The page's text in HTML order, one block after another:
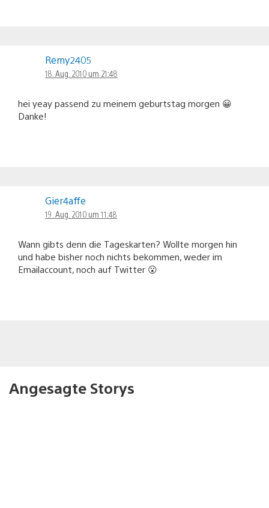
Remy2405
18. Aug. 2010 um 21:48
hei yeay passend zu meinem geburtstag morgen 😀
Danke!
Gier4affe
19. Aug. 2010 um 11:48
Wann gibts denn die Tageskarten? Wollte morgen hin
und habe bisher noch nichts bekommen, weder im
Emailaccount, noch auf Twitter 😮
Angesagte Storys